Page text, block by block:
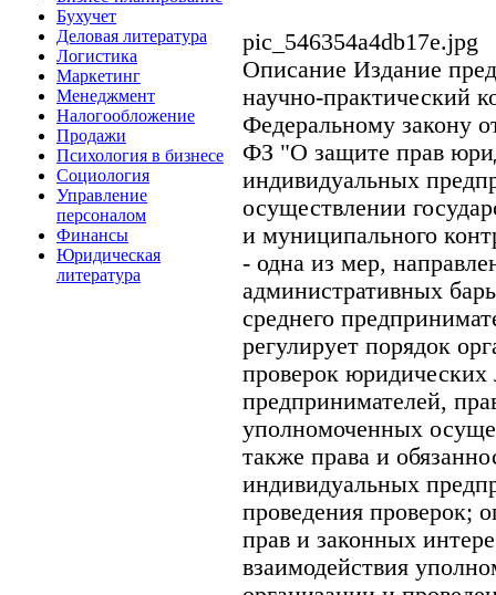
Бухучет
Деловая литература
Логистика
Маркетинг
Менеджмент
Налогообложение
Продажи
Психология в бизнесе
Социология
Управление
персоналом
Финансы
Юридическая
литература
pic_546354a4db17e.jpg
Описание Издание
научно-практический
Федеральному закону
ФЗ "О защите прав
индивидуальных
осуществлении
и муниципального
- одна из мер,
административных
среднего
регулирует порядок
проверок
предпринимателей,
уполномоченных
также права и
индивидуальных
проведения проверок;
прав и законных
взаимодействия